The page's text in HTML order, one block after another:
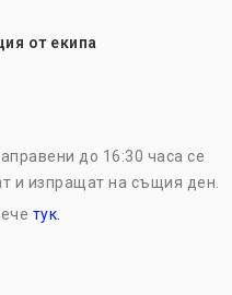
от екипа
до 16:30 часа се
и изпращат на същия ден.
тук.